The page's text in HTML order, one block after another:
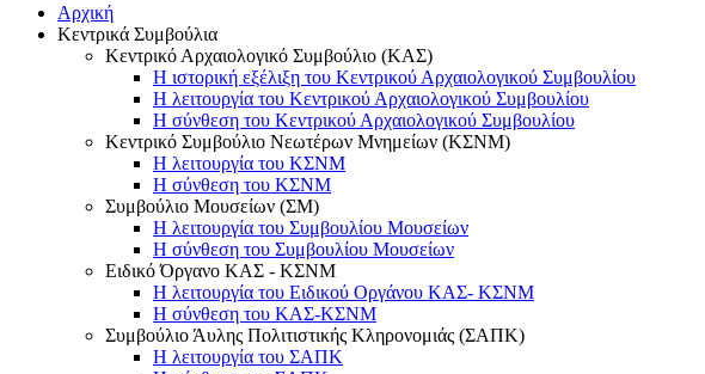
Αρχική
Κεντρικά Συμβούλια
Κεντρικό Αρχαιολογικό Συμβούλιο (ΚΑΣ)
Η ιστορική εξέλιξη του Κεντρικού Αρχαιολογικού Συμβουλίου
Η λειτουργία του Κεντρικού Αρχαιολογικού Συμβουλίου
Η σύνθεση του Κεντρικού Αρχαιολογικού Συμβουλίου
Κεντρικό Συμβούλιο Νεωτέρων Μνημείων (ΚΣΝΜ)
Η λειτουργία του ΚΣΝΜ
Η σύνθεση του ΚΣΝΜ
Συμβούλιο Μουσείων (ΣΜ)
Η λειτουργία του Συμβουλίου Μουσείων
Η σύνθεση του Συμβουλίου Μουσείων
Ειδικό Όργανο ΚΑΣ - ΚΣΝΜ
Η λειτουργία του Ειδικού Οργάνου ΚΑΣ- ΚΣΝΜ
Η σύνθεση του ΚΑΣ-ΚΣΝΜ
Συμβούλιο Άυλης Πολιτιστικής Κληρονομιάς (ΣΑΠΚ)
Η λειτουργία του ΣΑΠΚ